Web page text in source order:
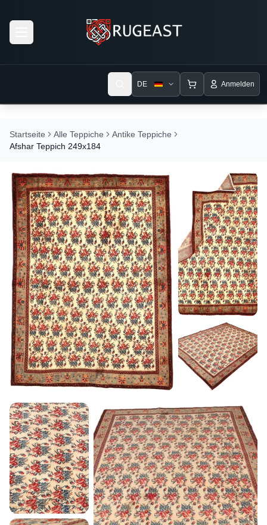
DE Anmelden
Startseite Alle Teppiche
Antike Teppiche
Afshar Teppich 249x184